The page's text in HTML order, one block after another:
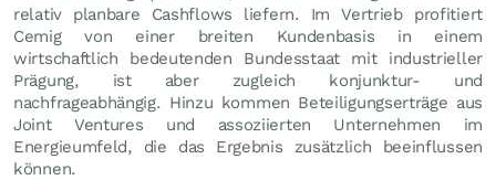
relativ planbare Cashflows liefern. Im Vertrieb profitiert
Cemig von einer breiten Kundenbasis in einem
wirtschaftlich bedeutenden Bundesstaat mit industrieller
Prägung, ist aber zugleich konjunktur- und
nachfrageabhängig. Hinzu kommen Beteiligungserträge aus
Joint Ventures und assoziierten Unternehmen im
Energieumfeld, die das Ergebnis zusätzlich beeinflussen
können.